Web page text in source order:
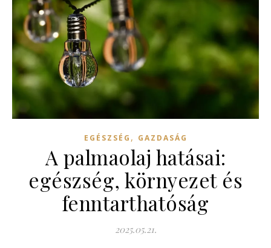
EGÉSZSÉG , GAZDASÁG
A palmaolaj hatásai:
egészség, környezet és
fenntarthatóság
2025.05.21.